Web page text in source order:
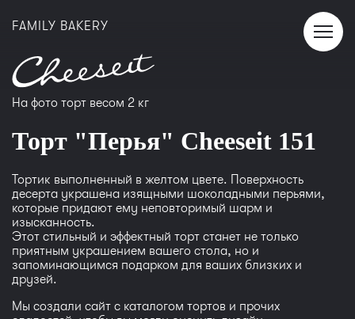
FAMILY BAKERY
На фото торт весом 2 кг
Торт "Перья" Сheeseit 151
Тортик выполненный в желтом цвете. Поверхность
десерта украшена изящными шоколадными перьями,
которые придают ему неповторимый шарм и
изысканность.
Этот стильный и эффектный торт станет не только
приятным украшением вашего стола, но и
запоминающимся подарком для ваших близких и
друзей.
Мы создали сайт с каталогом тортов и прочих